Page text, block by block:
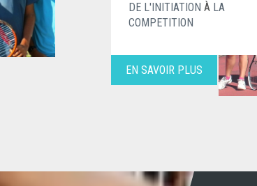
DE L'INITIATION À LA
COMPETITION
EN SAVOIR PLUS